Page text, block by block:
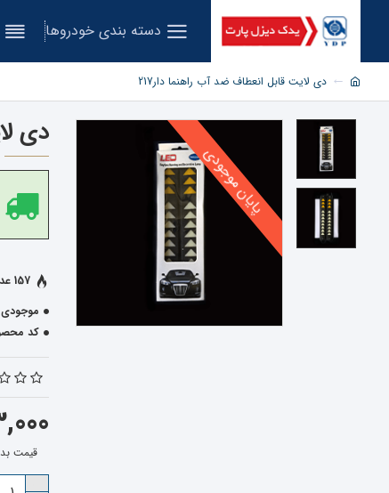
دسته بندی خودروها
دی لایت قابل انعطاف ضد آب راهنما دار217
پایان موجودی
دی
موجودی
کد
157 عدد فروخته شده
قیمت بدون